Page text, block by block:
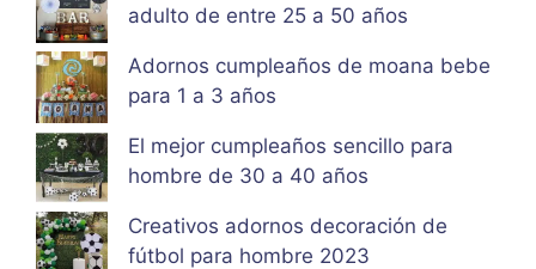
adulto de entre 25 a 50 años
Adornos cumpleaños de moana bebe
para 1 a 3 años
El mejor cumpleaños sencillo para
hombre de 30 a 40 años
Creativos adornos decoración de
fútbol para hombre 2023